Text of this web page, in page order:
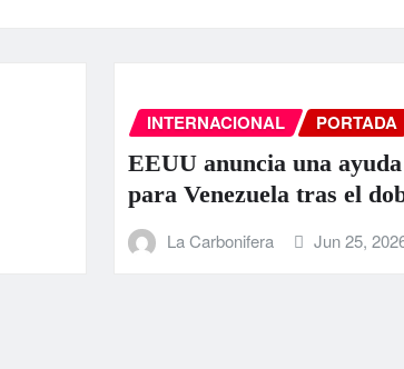
INTERNACIONAL PORTADA SUCESOS
EEUU anuncia una ayuda de 130
para Venezuela tras el doble terremoto
La Carbonifera Jun 25, 2026